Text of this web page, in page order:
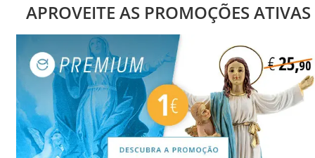
APROVEITE AS PROMOÇÕES ATIVAS